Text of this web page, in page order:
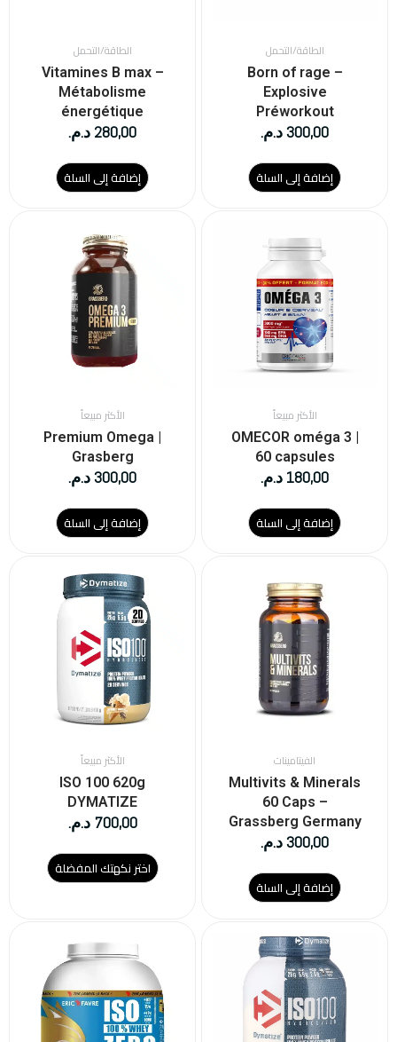
الطاقة/التحمل
Born of rage –
Explosive
Préworkout
300,00د.م.
إضافة إلى السلة
الطاقة/التحمل
Vitamines B max –
Métabolisme
énergétique
280,00 د.م.
إضافة إلى السلة
الأكثر مبيعاً
OMECOR oméga 3 |
60 capsules
180,00 د.م.
إضافة إلى السلة
الأكثر مبيعاً
Premium Omega |
Grasberg
300,00د.م.
إضافة إلى السلة
الفيتامينات
Multivits & Minerals
60 Caps –
Grassberg Germany
300,00د.م.
إضافة إلى السلة
الأكثر مبيعاً
ISO 100 620g
DYMATIZE
700,00 د.م.
اختر نكهتك المفضلة
الأشكال
المختلفة